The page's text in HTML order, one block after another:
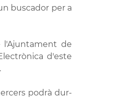
buscador per a
l'Ajuntament de
d'este
podrà dur-